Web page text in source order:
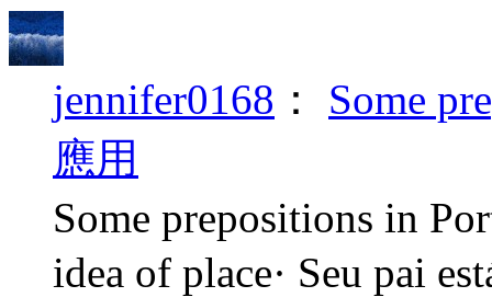
jennifer0168 ： Some
應用
Some prepositions in
idea of place· Seu pai